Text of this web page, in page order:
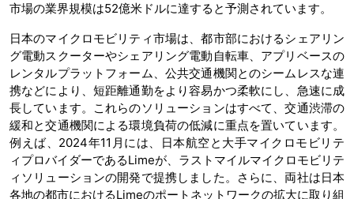
市場の業界規模は52億米ドルに達すると予測されています。
日本のマイクロモビリティ市場は、都市部におけるシェアリン
グ電動スクーターやシェアリング電動自転車、アプリベースの
レンタルプラットフォーム、公共交通機関とのシームレスな連
携などにより、短距離通勤をより容易かつ柔軟にし、急速に成
長しています。これらのソリューションはすべて、交通渋滞の
緩和と交通機関による環境負荷の低減に重点を置いています。
例えば、2024年11月には、日本航空と大手マイクロモビリテ
ィプロバイダーであるLimeが、ラストマイルマイクロモビリテ
ィソリューションの開発で提携しました。さらに、両社は日本
各地の都市におけるLimeのポートネットワークの拡大に取り組